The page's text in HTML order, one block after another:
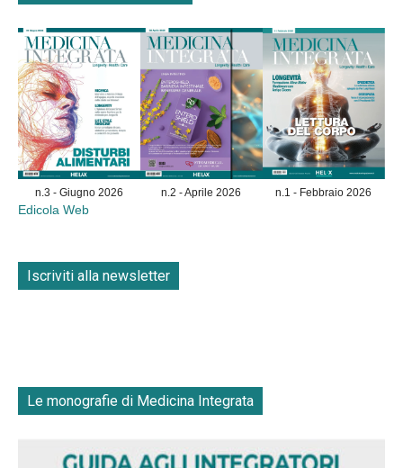
n.3 - Giugno 2026 n.2 - Aprile 2026 n.1 - Febbraio 2026
Edicola Web
Iscriviti alla newsletter
Le monografie di Medicina Integrata